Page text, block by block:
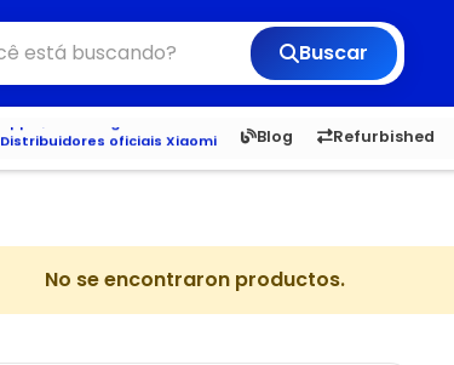
Buscar
Distribuidores oficiais Xiaomi
Blog Refurbished
6,050 5.23 1,900
No se encontraron productos.